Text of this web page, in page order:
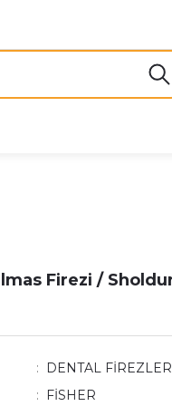
Firezi /
DENTAL FİREZLER
FİSHER